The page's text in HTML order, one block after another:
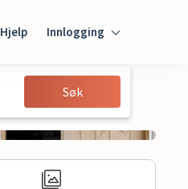
Hjelp Innlogging
Innlogging
Gjest
Søk